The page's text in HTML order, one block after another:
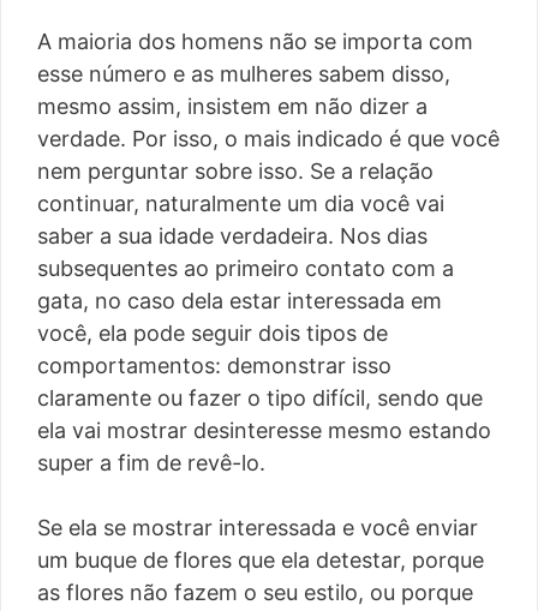
A maioria dos homens não se importa com
esse número e as mulheres sabem disso,
mesmo assim, insistem em não dizer a
verdade. Por isso, o mais indicado é que você
nem perguntar sobre isso. Se a relação
continuar, naturalmente um dia você vai
saber a sua idade verdadeira. Nos dias
subsequentes ao primeiro contato com a
gata, no caso dela estar interessada em
você, ela pode seguir dois tipos de
comportamentos: demonstrar isso
claramente ou fazer o tipo difícil, sendo que
ela vai mostrar desinteresse mesmo estando
super a fim de revê-lo.
Se ela se mostrar interessada e você enviar
um buque de flores que ela detestar, porque
as flores não fazem o seu estilo, ou porque